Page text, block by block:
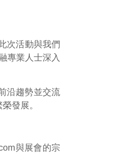
次活動與我們
專業人士深入
沿趨勢並交流
發展。
與展會的宗